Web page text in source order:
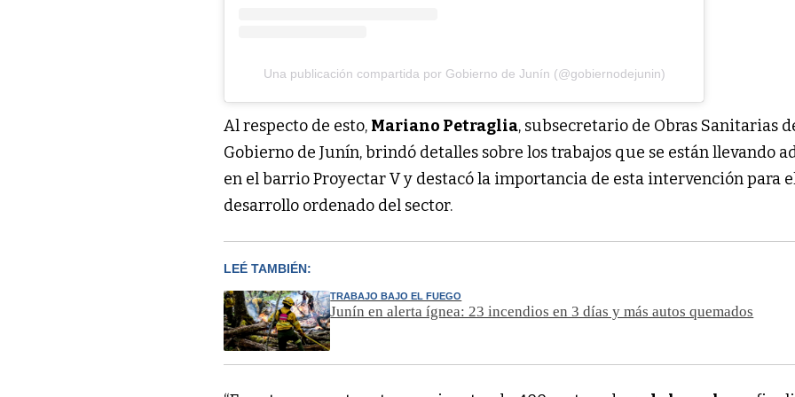
Una publicación compartida por Gobierno de Junín (@gobiernodejunin)
Al respecto de esto, Mariano Petraglia, subsecretario de Obras Sanitarias
Gobierno de Junín, brindó detalles sobre los trabajos que se están llevando
en el barrio Proyectar V y destacó la importancia de esta intervención para
desarrollo ordenado del sector.
LEÉ TAMBIÉN:
TRABAJO BAJO EL FUEGO
Junín en alerta ígnea: 23 incendios en 3 días y más autos quemados